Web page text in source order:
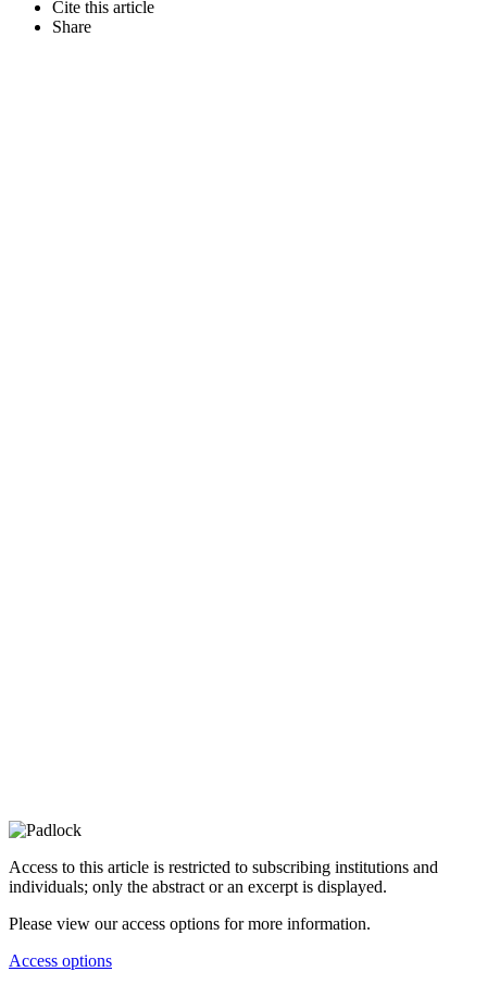
Cite this article
Share
Access to this article is restricted to subscribing institutions and
individuals; only the abstract or an excerpt is displayed.
Please view our access options for more information.
Access options